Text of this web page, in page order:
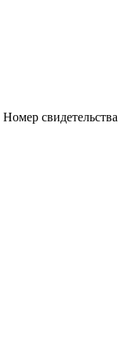
Номер свидетельства